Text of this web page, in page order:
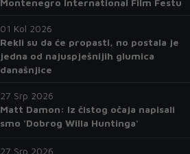
01 Kol 2026
Rekli su da će propasti, no postala je
jedna od najuspješnijih glumica
današnjice
27 Srp 2026
Matt Damon: Iz čistog očaja napisali
smo 'Dobrog Willa Huntinga'
27 Srp 2026